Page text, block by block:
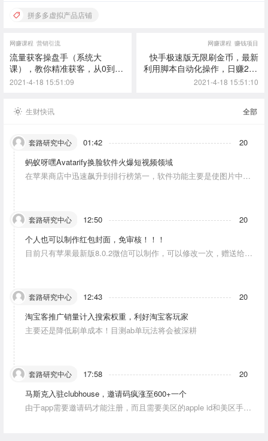
拼多多虚拟产品店铺
网赚课程 营销引流
流量获客操盘手（系统大
课），教你精准获客，从0到1
搭建流量矩阵
2021-4-18 15:51:09
网赚课程 赚钱项目
快手极速版无限刷金币，最新
利用脚本自动化操作，日赚200
+
2021-4-18 15:51:10
生财快讯 全部
套路研究中心 01:42
20
蚂蚁呀嘿Avatarify换脸软件火爆短视频领域
在苹果商店中迅速飙升到排行榜第一，软件功能主要是使图片中的
套路研究中心 12:50
20
个人也可以制作红包封面，免审核！！！
目前只有苹果最新版8.0.2微信可以制作，可以修改一次，赠送给10
套路研究中心 12:43
20
淘宝客推广销量计入搜索权重，利好淘宝客玩家
主要还是降低刷单成本！目测ab单玩法将会被深耕
套路研究中心 17:58
20
马斯克入驻clubhouse，邀请码疯涨至600+一个
由于app需要邀请码才能注册，而且需要美区的apple id和美区手机